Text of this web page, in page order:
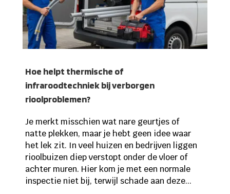
Hoe helpt thermische of
infraroodtechniek bij verborgen
rioolproblemen?
Je merkt misschien wat nare geurtjes of
natte plekken, maar je hebt geen idee waar
het lek zit. In veel huizen en bedrijven liggen
rioolbuizen diep verstopt onder de vloer of
achter muren. Hier kom je met een normale
inspectie niet bij, terwijl schade aan deze...